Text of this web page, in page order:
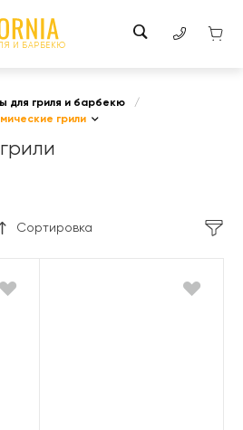
И БАРБЕКЮ
для гриля и барбекю
/
грили
Сортировка